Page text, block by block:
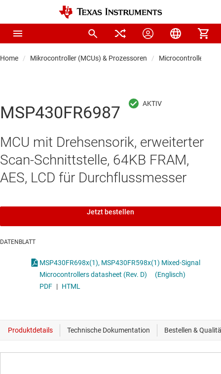
Home Mikrocontroller (MCUs) & Prozessoren Microcontrollers
MSP430FR6987
MCU mit Drehsensorik, erweiterter
Scan-Schnittstelle, 64KB FRAM,
AES, LCD für Durchflussmesser
Jetzt bestellen
DATENBLATT
MSP430FR698x(1), MSP430FR598x(1) Mixed-Signal
Microcontrollers datasheet (Rev. D)
(Englisch)
PDF | HTML